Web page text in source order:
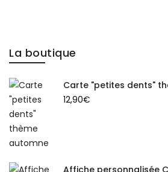
La boutique
Carte "petites dents"
12,90€
Affiche personnalisée